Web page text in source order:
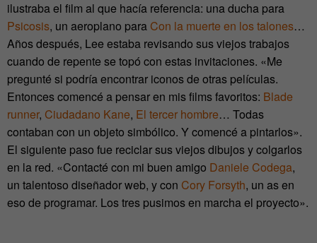
ilustraba el film al que hacía referencia: una ducha para
Psicosis, un aeroplano para Con la muerte en los talones…
Años después, Lee estaba revisando sus viejos trabajos
cuando de repente se topó con estas invitaciones. «Me
pregunté si podría encontrar iconos de otras películas.
Entonces comencé a pensar en mis films favoritos: Blade
runner, Ciudadano Kane, El tercer hombre… Todas
contaban con un objeto simbólico. Y comencé a pintarlos».
El siguiente paso fue reciclar sus viejos dibujos y colgarlos
en la red. «Contacté con mi buen amigo Daniele Codega,
un talentoso diseñador web, y con Cory Forsyth, un as en
eso de programar. Los tres pusimos en marcha el proyecto».